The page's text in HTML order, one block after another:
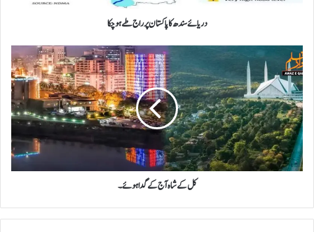
دریائے سندھ کا پاکستان پر راج طے ہو چکا
کل
کے
شاہ
آج
کے
گدا
ہوئے۔
کل کے شاہ آج کے گدا ہوئے۔